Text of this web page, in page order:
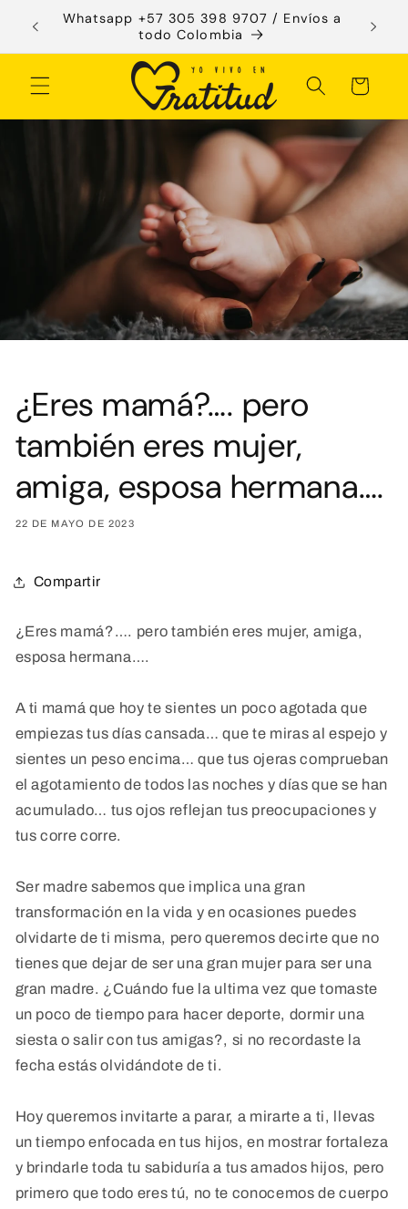
directamente
Whatsapp +57 305 398 9707 / Envíos a
todo Colombia
Te
Carrito
¿Eres mamá?…. pero
también eres mujer,
amiga, esposa hermana….
22 DE MAYO DE 2023
Compartir
¿Eres mamá?…. pero también eres mujer, amiga,
esposa hermana….
A ti mamá que hoy te sientes un poco agotada que
empiezas tus días cansada… que te miras al espejo y
sientes un peso encima… que tus ojeras comprueban
el agotamiento de todos las noches y días que se han
acumulado… tus ojos reflejan tus preocupaciones y
tus corre corre.
Ser madre sabemos que implica una gran
transformación en la vida y en ocasiones puedes
olvidarte de ti misma, pero queremos decirte que no
tienes que dejar de ser una gran mujer para ser una
gran madre. ¿Cuándo fue la ultima vez que tomaste
un poco de tiempo para hacer deporte, dormir una
siesta o salir con tus amigas?, si no recordaste la
fecha estás olvidándote de ti.
Hoy queremos invitarte a parar, a mirarte a ti, llevas
un tiempo enfocada en tus hijos, en mostrar fortaleza
y brindarle toda tu sabiduría a tus amados hijos, pero
primero que todo eres tú, no te conocemos de cuerpo